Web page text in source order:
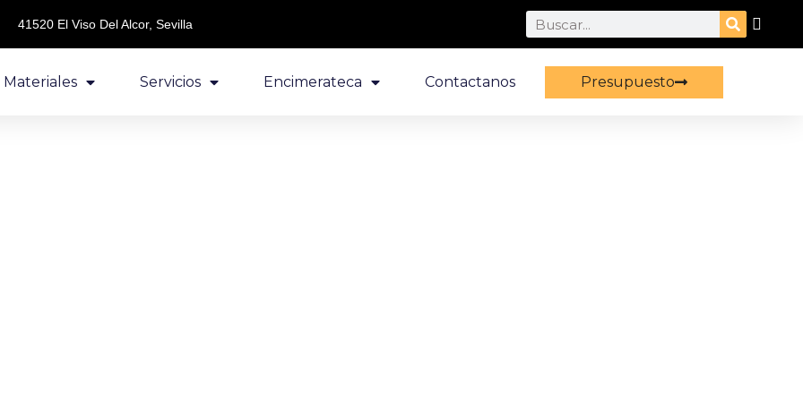
41520 El Viso Del Alcor, Sevilla Search
Materiales Servicios Encimerateca Contactanos Presupuesto